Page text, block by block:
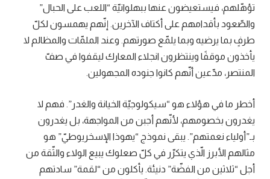
تؤهّلهم، فيستعيضون عنها ببهلوانيّة “اللعب على الحبال”
والصّعود بأقدامهم على أكتاف الآخرين. إنّهم يهمسون لكلّ
طرفٍ بما يرضيه وبما يلمّع صورتهم. وعند الملمّات والمظالم لا
يأخذون موقفًا وينتظرون انجلاء المعارك ليقفوا في صفّ
المنتصر، مدّعين أنّهم كانوا جنوده المجهولين.
أخطر ما في هؤلاء هو “سيكولوجيّة الخيانة والغدر”. فهم لا
يغدرون بخصومهم، لأنّهم أجبن من المواجهة، بل يغدرون
بـ”أولياء نعمتهم”. يبقى نموذج “يهوذا الإسخريوطيّ” هو
مثالهم الأبرز الّذي يتكرّر في كلّ صعلوك يبيع الولاء والثّقة من
أجل “ثلاثين من الفضّة” دنيئة. يأكلون من “لقمة” سادتهم